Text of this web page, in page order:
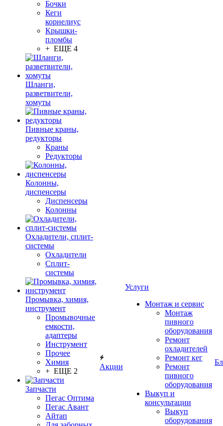
Бочки
Кеги
корнелиус
Крышки-
пломбы
+ ЕЩЕ 4
Шланги,
разветвители,
хомуты
Пивные краны,
редукторы
Краны
Редукторы
Колонны,
диспенсеры
Диспенсеры
Колонны
Охладители, сплит-
системы
Охладители
Сплит-
системы
Промывка, химия,
инструмент
Промывочные
емкости,
адаптеры
Инструмент
Прочее
Химия
+ ЕЩЕ 2
Запчасти
Пегас Оптима
Пегас Авант
Айтап
Акции
Услуги
Монтаж и сервис
Монтаж
пивного
оборудования
Ремонт
охладителей
Ремонт кег
Ремонт
пивного
оборудования
Выкуп и
консультации
Выкуп
оборудования